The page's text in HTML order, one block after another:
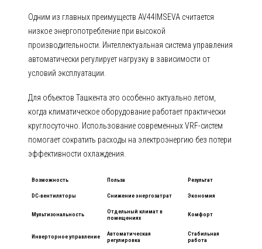
Одним из главных преимуществ AV44IMSEVA считается
низкое энергопотребление при высокой
производительности. Интеллектуальная система управления
автоматически регулирует нагрузку в зависимости от
условий эксплуатации.
Для объектов Ташкента это особенно актуально летом,
когда климатическое оборудование работает практически
круглосуточно. Использование современных VRF-систем
помогает сократить расходы на электроэнергию без потери
эффективности охлаждения.
Возможность Польза Результат
DC-вентиляторы Снижение энергозатрат Экономия
Мультизональность
Отдельный климат в
помещениях
Комфорт
Инверторное управление
Автоматическая
регулировка
Стабильная
работа